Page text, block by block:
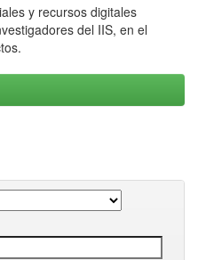
y recursos digitales
del IIS, en el